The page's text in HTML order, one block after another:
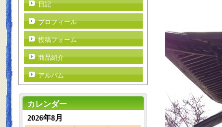
日記
プロフィール
投稿フォーム
商品紹介
アルバム
カレンダー
2026年8月